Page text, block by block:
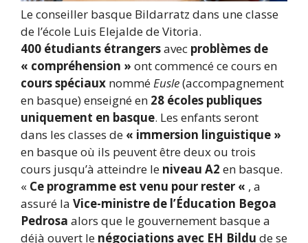
Le conseiller basque Bildarratz dans une classe
de l’école Luis Elejalde de Vitoria.
400 étudiants étrangersavec problèmes de
« compréhension » ont commencé ce cours en
cours spéciaux nomméEusle(accompagnement
en basque) enseigné en 28 écoles publiques
uniquement en basque. Les enfants seront
dans les classes de « immersion linguistique »
en basque où ils peuvent être deux ou trois
cours jusqu’à atteindre le niveau A2 en basque.
« Ce programme est venu pour rester « , a
assuré la Vice-ministre de l’Éducation Begoa
Pedrosa alors que le gouvernement basque a
déjà ouvert le négociations avec EH Bildu de se